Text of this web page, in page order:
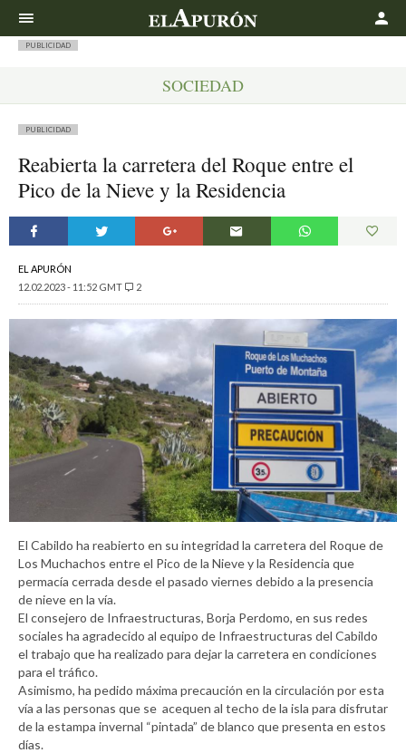
PUBLICIDAD
SOCIEDAD
PUBLICIDAD
Reabierta la carretera del Roque entre el
Pico de la Nieve y la Residencia
EL APURÓN
12.02.2023 - 11:52 GMT
2
El Cabildo ha reabierto en su integridad la carretera del Roque de
Los Muchachos entre el Pico de la Nieve y la Residencia que
permacía cerrada desde el pasado viernes debido a la presencia
de nieve en la vía.
El consejero de Infraestructuras, Borja Perdomo, en sus redes
sociales ha agradecido al equipo de Infraestructuras del Cabildo
el trabajo que ha realizado para dejar la carretera en condiciones
para el tráfico.
Asimismo, ha pedido máxima precaución en la circulación por esta
vía a las personas que se acequen al techo de la isla para disfrutar
de la estampa invernal “pintada” de blanco que presenta en estos
días.